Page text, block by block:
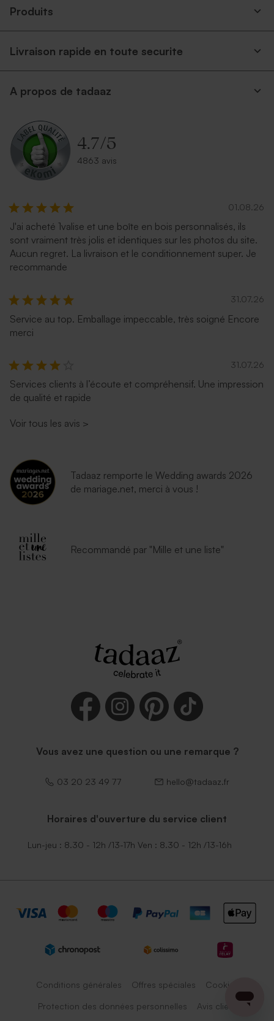
Produits
Livraison rapide en toute securite
A propos de tadaaz
4.7/5
4863 avis
01.08.26
J'ai acheté 1valise et une boîte en bois personnalisés, ils
sont vraiment très jolis et identiques sur les photos du site.
Aucun regret. La livraison et le conditionnement super. Je
recommande
31.07.26
Service au top. Emballage impeccable, très soigné Encore
merci
31.07.26
Services clients à l’écoute et compréhensif. Une impression
de qualité et rapide
Voir tous les avis >
Tadaaz remporte le Wedding awards 2026
de mariage.net, merci à vous !
Recommandé par "Mille et une liste"
Vous avez une question ou une remarque ?
03 20 23 49 77 hello@tadaaz.fr
Horaires d'ouverture du service client
Lun-jeu : 8.30 - 12h /13-17h Ven : 8.30 - 12h /13-16h
Conditions générales Offres spéciales Cookies
Protection des données personnelles Avis client